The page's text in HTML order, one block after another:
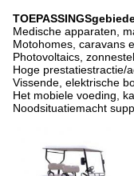
Medische apparaten,
Motohomes, caravans
Photovoltaics,
Hoge prestatiestractie/
Vissende, elektrische
Het mobiele voeding,
Noodsituatiemacht